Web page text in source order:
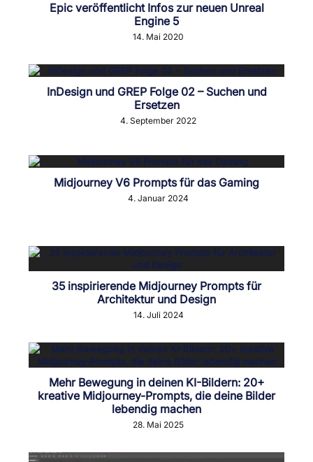
Epic veröffentlicht Infos zur neuen Unreal
Engine 5
14. Mai 2020
InDesign und GREP Folge 02 – Suchen und
Ersetzen
4. September 2022
Midjourney V6 Prompts für das Gaming
4. Januar 2024
35 inspirierende Midjourney Prompts für
Architektur und Design
14. Juli 2024
Mehr Bewegung in deinen KI-Bildern: 20+
kreative Midjourney-Prompts, die deine Bilder
lebendig machen
28. Mai 2025